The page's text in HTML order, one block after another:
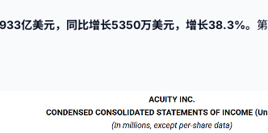
亿美元，同比增长5350万美元，增长38.3%。